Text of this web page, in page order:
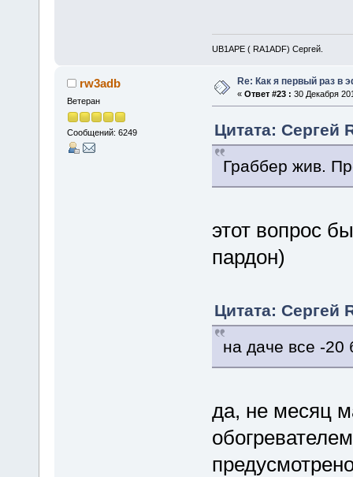
UB1APE ( RA1ADF) Сергей.
rw3adb
Ветеран
Сообщений: 6249
Re: Как я первый раз в
« Ответ #23 : 30 Декабря
Цитата: Сергей
Граббер жив.
этот вопрос
пардон)
Цитата: Сергей
на даче все -20
да, не месяц